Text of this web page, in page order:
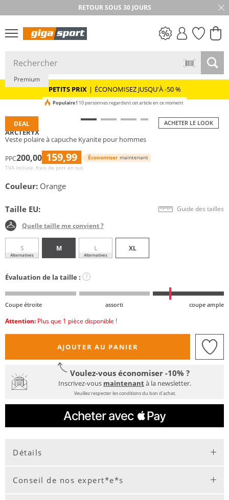
RETOUR SOUS 30 JOURS
PETITS PRIX
PETITS PRIX | ÉCONOMISEZ JUSQU'À -50 %
ACHETER LE LOOK
DEAL
Premium
Populaire ! 10 personnes regardent cet article en ce moment
ARCTERYX
Veste polaire à capuche Kyanite pour hommes
PPC200,00 159,99 Économiser maintenant
TVA incluse, frais de port en sus
Couleur: Orange
Taille EU: Guide des tailles
Quelle taille me convient ?
S
Alternatives
M L
Alternatives
XL
Évaluation de la taille : ?
Coupe étroite assorti coupe ample
Attention: Plus que 1 pièce disponible !
AJOUTER AU PANIER
Voulez-vous économiser -10% ?
Inscrivez-vous maintenantà la newsletter.
Veuillez respecter les conditions du bon d'achat.
Détails
Conseil de nos expert*e*s